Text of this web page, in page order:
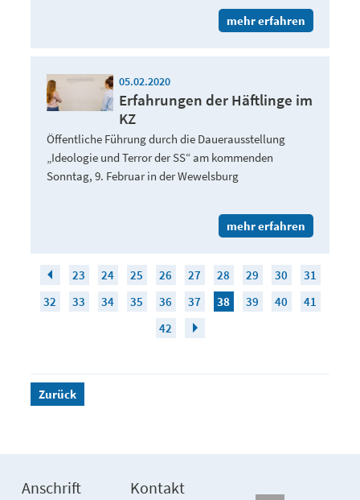
mehr erfahren
05.02.2020
Erfahrungen der Häftlinge im
KZ
Öffentliche Führung durch die Dauerausstellung
„Ideologie und Terror der SS“ am kommenden
Sonntag, 9. Februar in der Wewelsburg
mehr erfahren
23 24 25 26 27 28 29 30
31
32
33 34 35 36 37 38 39 40
41
42
Zurück
Anschrift Kontakt